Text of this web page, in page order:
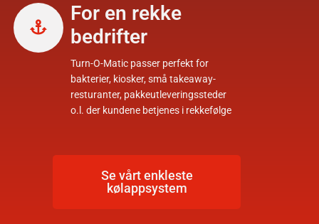
For en rekke
bedrifter
Turn-O-Matic passer perfekt for
bakterier, kiosker, små takeaway-
resturanter, pakkeutleveringssteder
o.l. der kundene betjenes i rekkefølge
Se vårt enkleste
kølappsystem